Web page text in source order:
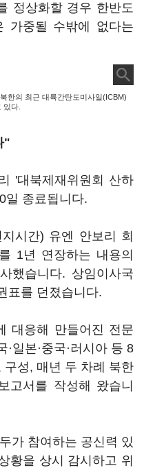
정상화할 경우 한반도
가중될 수밖에 없다는
한의 최근 대륙간탄도미사일(ICBM)
있다.
"
'대북제재위원회 산하
일 종료됩니다.
시간) 유엔 안보리 회
1년 연장하는 내용의
했습니다. 상임이사국
표를 던졌습니다.
대응해 만들어진 전문
일본·중국·러시아 등 8
성, 매년 두 차례 북한
고서를 작성해 왔습니
가 참여하는 공신력 있
황을 상시 감시하고 위